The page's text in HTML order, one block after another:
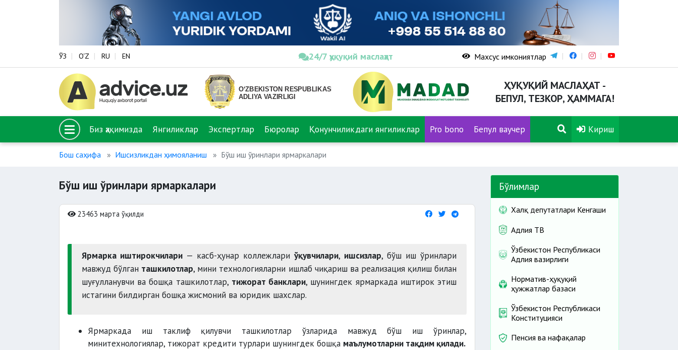
ЎЗ O‘Z RU EN 24/7 ҳуқуқий маслаҳат Махсус имкониятлар
ҲУҚУҚИЙ МАСЛАҲАТ -
БЕПУЛ, ТЕЗКОР, ҲАММАГА!
Биз ҳақимизда Янгиликлар Экспертлар Бюролар Қонунчиликдаги янгиликлар Pro bono Бепул ваучер Кириш
Бош саҳифа Ишсизликдан ҳимояланиш Бўш иш ўринлари ярмаркалари
Бўш иш ўринлари ярмаркалари
23463 марта ўқилди
Ярмарка иштирокчилари — касб-ҳунар коллежлари ўқувчилари, ишсизлар, бўш иш ўринлари
мавжуд бўлган ташкилотлар, мини технологияларни ишлаб чиқариш ва реализация қилиш билан
шуғулланувчи ва бошқа ташкилотлар, тижорат банклари, шунингдек ярмаркада иштирок этиш
истагини билдирган бошқа жисмоний ва юридик шахслар.
Ярмаркада иш таклиф қилувчи ташкилотлар ўзларида мавжуд бўш иш ўринлар,
минитехнологиялар, тижорат кредити турлари шунингдек бошқа маълумотларни тақдим қилади.
Бўлимлар
Халқ депутатлари Кенгаши
Адлия ТВ
Ўзбекистон Республикаси
Адлия вазирлиги
Норматив-ҳуқуқий
ҳужжатлар базаси
Ўзбекистон Республикаси
Конституцияси
Пенсия ва нафақалар